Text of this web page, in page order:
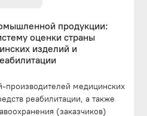
продукции:
оценки страны
изделий и
производителей медицинских
реабилитации, а также
(заказчиков)